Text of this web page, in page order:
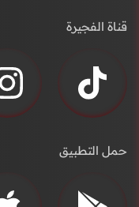
قناة الفجيرة
حمل التطبيق